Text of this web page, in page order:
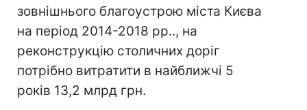
зовнішнього благоустрою міста Києва
на період 2014-2018 рр.., на
реконструкцію столичних доріг
потрібно витратити в найближчі 5
років 13,2 млрд грн.